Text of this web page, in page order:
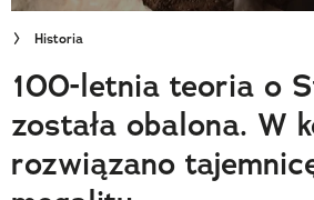
Wielki Konkurs Fotograficzny
Trendbook Podróżniczy
Polecane
Historia
100-letnia teoria o
została obalona. W
rozwiązano